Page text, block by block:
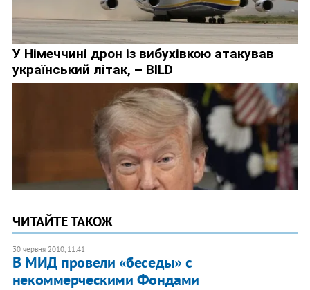
ЧИТАЙТЕ ТАКОЖ
30 червня 2010, 11:41
В МИД провели «беседы» с
некоммерческими Фондами